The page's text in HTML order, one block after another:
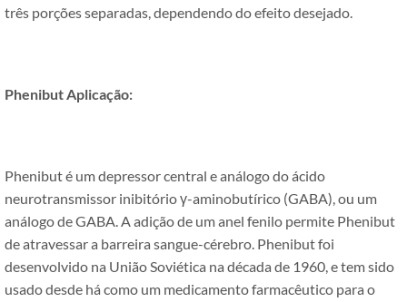
três porções separadas, dependendo do efeito desejado.
Phenibut Aplicação:
Phenibut é um depressor central e análogo do ácido
neurotransmissor inibitório γ-aminobutírico (GABA), ou um
análogo de GABA. A adição de um anel fenilo permite Phenibut
de atravessar a barreira sangue-cérebro. Phenibut foi
desenvolvido na União Soviética na década de 1960, e tem sido
usado desde há como um medicamento farmacêutico para o